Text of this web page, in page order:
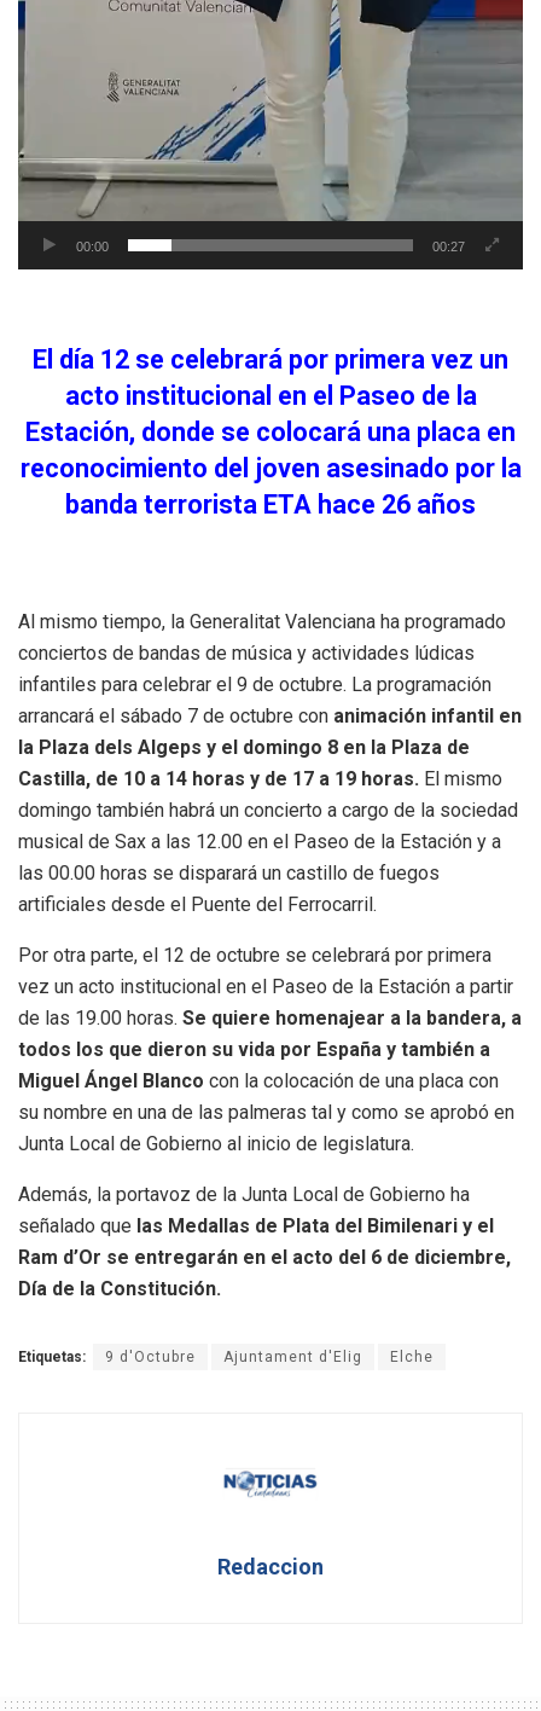
00:00 00:27
El día 12 se celebrará por primera vez un
acto institucional en el Paseo de la
Estación, donde se colocará una placa en
reconocimiento del joven asesinado por la
banda terrorista ETA hace 26 años
Al mismo tiempo, la Generalitat Valenciana ha programado
conciertos de bandas de música y actividades lúdicas
infantiles para celebrar el 9 de octubre. La programación
arrancará el sábado 7 de octubre con animación infantil en
la Plaza dels Algeps y el domingo 8 en la Plaza de
Castilla, de 10 a 14 horas y de 17 a 19 horas. El mismo
domingo también habrá un concierto a cargo de la sociedad
musical de Sax a las 12.00 en el Paseo de la Estación y a
las 00.00 horas se disparará un castillo de fuegos
artificiales desde el Puente del Ferrocarril.
Por otra parte, el 12 de octubre se celebrará por primera
vez un acto institucional en el Paseo de la Estación a partir
de las 19.00 horas. Se quiere homenajear a la bandera, a
todos los que dieron su vida por España y también a
Miguel Ángel Blanco con la colocación de una placa con
su nombre en una de las palmeras tal y como se aprobó en
Junta Local de Gobierno al inicio de legislatura.
Además, la portavoz de la Junta Local de Gobierno ha
señalado que las Medallas de Plata del Bimilenari y el
Ram d’Or se entregarán en el acto del 6 de diciembre,
Día de la Constitución.
Etiquetas: 9 d'Octubre Ajuntament d'Elig Elche
Redaccion